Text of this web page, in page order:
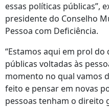
essas políticas públicas”,
presidente do Conselho
Pessoa com Deficiência.
“Estamos aqui em prol
públicas voltadas às
momento no qual vamos
feito e pensar em novas
pessoas tenham o direito